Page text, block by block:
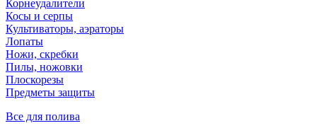
Корнеудалители
Косы и серпы
Культиваторы, аэраторы
Лопаты
Ножи, скребки
Пилы, ножовки
Плоскорезы
Предметы защиты
Все для полива